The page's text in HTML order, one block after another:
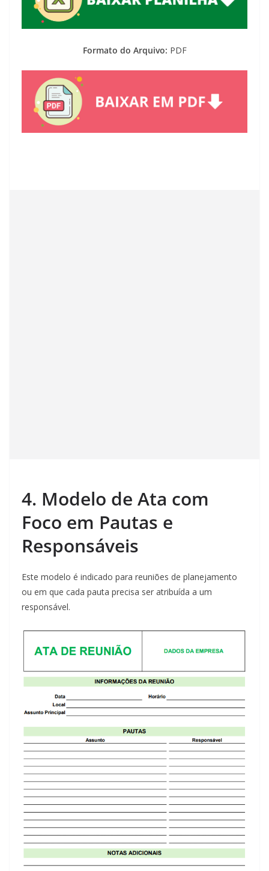
Formato do Arquivo: PDF
4. Modelo de Ata com
Foco em Pautas e
Responsáveis
Este modelo é indicado para reuniões de planejamento
ou em que cada pauta precisa ser atribuída a um
responsável.